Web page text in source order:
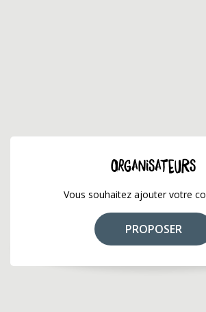
ORGANISATEURS
Vous souhaitez ajouter votre
PROPOSER